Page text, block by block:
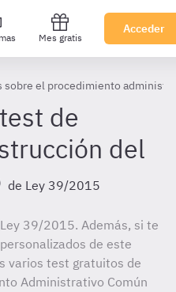
Mes gratis
Acceder
sobre el procedimiento
de
del
de Ley 39/2015
39/2015. Además, si te
de este
varios test gratuitos de
Administrativo Común